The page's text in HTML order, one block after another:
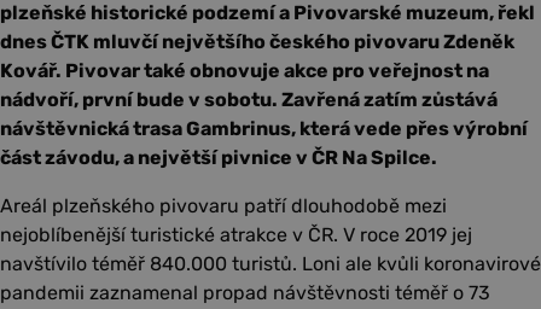
plzeňské historické podzemí a Pivovarské muzeum, řekl
dnes ČTK mluvčí největšího českého pivovaru Zdeněk
Kovář. Pivovar také obnovuje akce pro veřejnost na
nádvoří, první bude v sobotu. Zavřená zatím zůstává
návštěvnická trasa Gambrinus, která vede přes výrobní
část závodu, a největší pivnice v ČR Na Spilce.
Areál plzeňského pivovaru patří dlouhodobě mezi
nejoblíbenější turistické atrakce v ČR. V roce 2019 jej
navštívilo téměř 840.000 turistů. Loni ale kvůli koronavirové
pandemii zaznamenal propad návštěvnosti téměř o 73